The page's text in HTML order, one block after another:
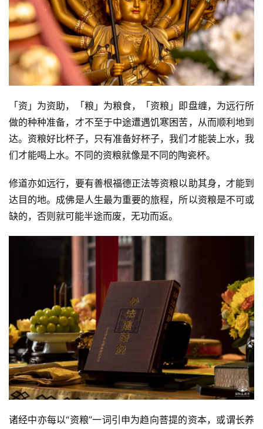
资
讯
八
点
僧
音
心
乐
菩
提
专
题
「资」为资助，「粮」为粮食，「资粮」即盘缠，为远行所
做的种种准备，才不至于中途遭遇饥寒困苦，从而顺利地到
达。资粮好比杯子，只有准备好杯子，我们才能装上水，我
们才能喝上水。不同的资粮就像是不同的陶瓷杯。
修道亦如远行，要有善根福德正法等资粮以助其身，才能到
达目的地。成佛是人生最为重要的旅程，所以资粮是不可或
缺的，否则就可能半途而废，无功而返。
诸经中亦每以“资粮”一词引申为趋向菩提的资本，或谓长养